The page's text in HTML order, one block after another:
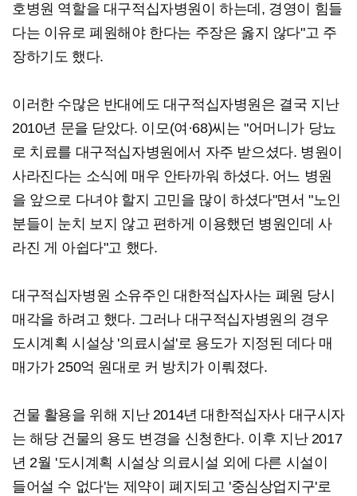
호병원 역할을 대구적십자병원이 하는데, 경영이 힘들
다는 이유로 폐원해야 한다는 주장은 옳지 않다"고 주
장하기도 했다.
이러한 수많은 반대에도 대구적십자병원은 결국 지난
2010년 문을 닫았다. 이모(여·68)씨는 "어머니가 당뇨
로 치료를 대구적십자병원에서 자주 받으셨다. 병원이
사라진다는 소식에 매우 안타까워 하셨다. 어느 병원
을 앞으로 다녀야 할지 고민을 많이 하셨다"면서 "노인
분들이 눈치 보지 않고 편하게 이용했던 병원인데 사
라진 게 아쉽다"고 했다.
대구적십자병원 소유주인 대한적십자사는 폐원 당시
매각을 하려고 했다. 그러나 대구적십자병원의 경우
도시계획 시설상 '의료시설'로 용도가 지정된 데다 매
매가가 250억 원대로 커 방치가 이뤄졌다.
건물 활용을 위해 지난 2014년 대한적십자사 대구시자
는 해당 건물의 용도 변경을 신청한다. 이후 지난 2017
년 2월 '도시계획 시설상 의료시설 외에 다른 시설이
들어설 수 없다'는 제약이 폐지되고 '중심상업지구'로